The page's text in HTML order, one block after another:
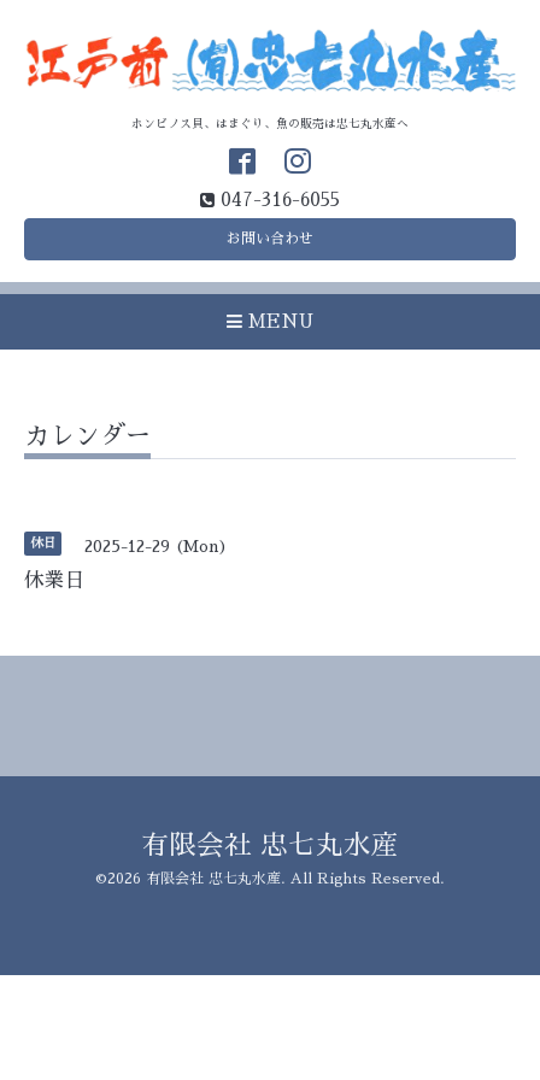
ホンビノス貝、はまぐり、魚の販売は忠七丸水産へ
047-316-6055
お問い合わせ
MENU
カレンダー
休日 2025-12-29 (Mon)
休業日
有限会社 忠七丸水産
©2026 有限会社 忠七丸水産. All Rights Reserved.